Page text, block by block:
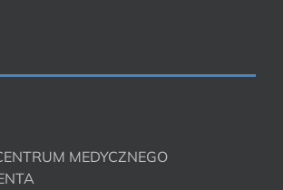
MEDYCZNEGO